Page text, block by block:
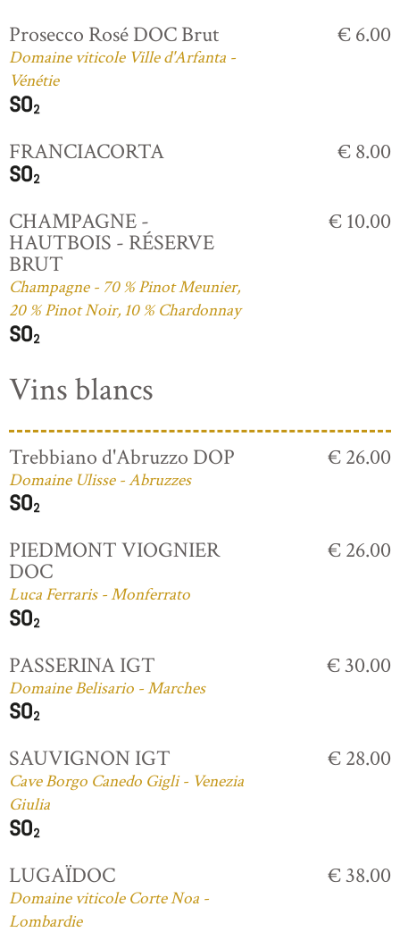
Prosecco Rosé DOC Brut
Domaine viticole Ville d'Arfanta -
Vénétie
€ 6.00
FRANCIACORTA € 8.00
CHAMPAGNE -
HAUTBOIS - RÉSERVE
BRUT
Champagne - 70 % Pinot Meunier,
20 % Pinot Noir, 10 % Chardonnay
€ 10.00
Vins blancs
Trebbiano d'Abruzzo DOP
Domaine Ulisse - Abruzzes
€ 26.00
PIEDMONT VIOGNIER
DOC
Luca Ferraris - Monferrato
€ 26.00
PASSERINA IGT
Domaine Belisario - Marches
€ 30.00
SAUVIGNON IGT
Cave Borgo Canedo Gigli - Venezia
Giulia
€ 28.00
LUGAÏDOC
Domaine viticole Corte Noa -
Lombardie
€ 38.00